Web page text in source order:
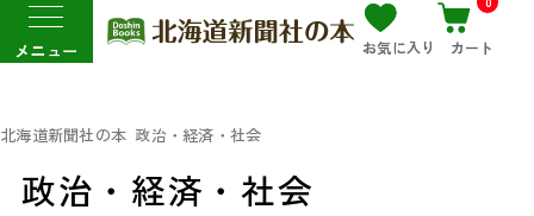
メニュー お気に入り カート
北海道新聞社の本 政治・経済・社会
政治・経済・社会